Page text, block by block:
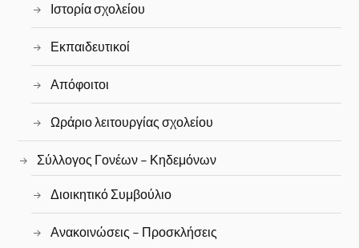
Ιστορία σχολείου
Εκπαιδευτικοί
Απόφοιτοι
Ωράριο λειτουργίας σχολείου
Σύλλογος Γονέων – Κηδεμόνων
Διοικητικό Συμβούλιο
Ανακοινώσεις – Προσκλήσεις